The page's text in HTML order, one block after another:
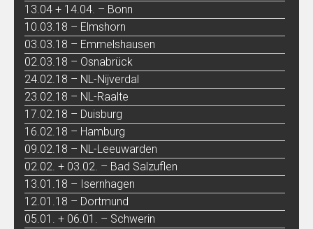
13.04 + 14.04. – Bonn
10.03.18 – Elmshorn
03.03.18 – Emmelshausen
02.03.18 – Osnabrück
24.02.18 – NL-Nijverdal
23.02.18 – NL-Raalte
17.02.18 – Duisburg
16.02.18 – Hamburg
09.02.18 – NL-Leeuwarden
02.02. + 03.02. – Bad Salzuflen
13.01.18 – Isernhagen
12.01.18 – Dortmund
05.01. + 06.01. – Schwerin